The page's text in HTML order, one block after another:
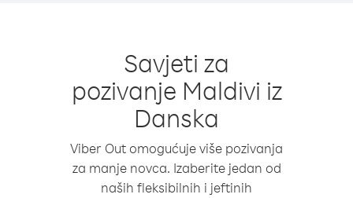
Savjeti za
pozivanje Maldivi iz
Danska
Viber Out omogućuje više pozivanja
za manje novca. Izaberite jedan od
naših fleksibilnih i jeftinih